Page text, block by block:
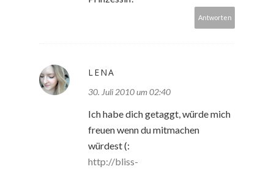
Antworten
LENA
30. Juli 2010 um 02:40
Ich habe dich getaggt, würde mich
freuen wenn du mitmachen
würdest (:
http://bliss-